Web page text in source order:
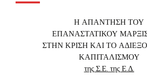
Η ΑΠΑΝΤΗΣΗ ΤΟΥ
ΕΠΑΝΑΣΤΑΤΙΚΟΥ
ΣΤΗΝ ΚΡΙΣΗ ΚΑΙ ΤΟ
ΚΑΠΙΤΑΛΙΣΜΟΥ
της Σ.Ε. της Ε.Δ.